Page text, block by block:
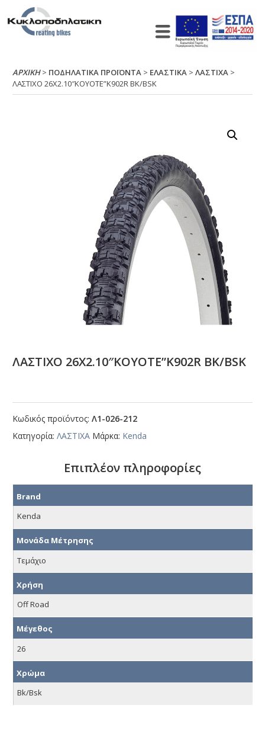
ΑΡΧΙΚΉ> ΠΟΔΗΛΑΤΙΚΑ ΠΡΟΪΟΝΤΑ > ΕΛΑΣΤΙΚΑ >ΛΑΣΤΙΧΑ >
ΛΑΣΤΙΧΟ 26Χ2.10″ΚΟΥΟΤΕ”Κ902R ΒΚ/ΒSΚ
ΛΑΣΤΙΧΟ 26Χ2.10″ΚΟΥΟΤΕ”Κ902R ΒΚ/ΒSΚ
Κωδικός προϊόντος:Λ1-026-212
Κατηγορία:ΛΑΣΤΙΧΑ Μάρκα: Kenda
Επιπλέον πληροφορίες
Brand
Kenda
Μονάδα Μέτρησης
Τεμάχιο
Χρήση
Off Road
Μέγεθος
26
Χρώμα
Bk/Bsk